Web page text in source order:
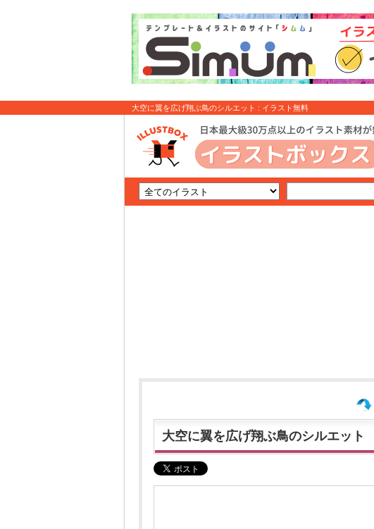
大空に翼を広げ翔ぶ鳥のシルエット : イラスト無料
大空に翼を広げ翔ぶ鳥のシルエット